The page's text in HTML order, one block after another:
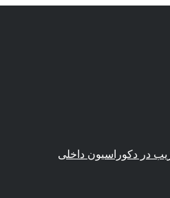
در دکوراسیون داخلی